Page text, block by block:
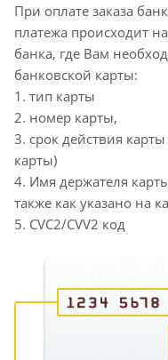
При оплате заказа
платежа происходит
банка, где Вам
банковской карты:
1. тип карты
2. номер карты,
3. срок действия
карты)
4. Имя держателя
также как указано на
5. CVC2/CVV2 код